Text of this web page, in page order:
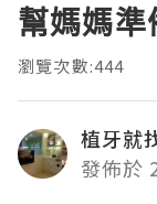
幫媽媽
瀏覽次數:444
植牙就
發佈於